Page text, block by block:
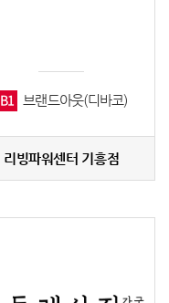
B1 브랜드아웃(디바코)
리빙파워센터 기흥점